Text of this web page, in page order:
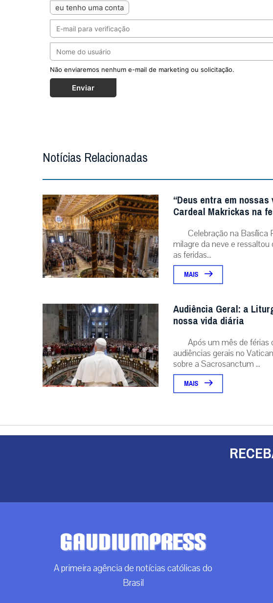
eu tenho uma conta
Não enviaremos nenhum e-mail de marketing ou solicitação.
Enviar
Notícias Relacionadas
“Deus entra em
Cardeal Makrickas na
Celebração na Basílica
milagre da neve e
as feridas...
MAIS
Audiência Geral: a
nossa vida diária
Após um mês de férias
audiências gerais no
sobre a Sacrosanctum ...
MAIS
A primeira agência de notícias católicas do
Brasil